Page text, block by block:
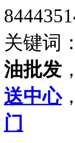
关键词：
油批发
送中心，
门